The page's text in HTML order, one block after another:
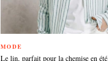
MODE
Le lin, parfait pour la chemise en été